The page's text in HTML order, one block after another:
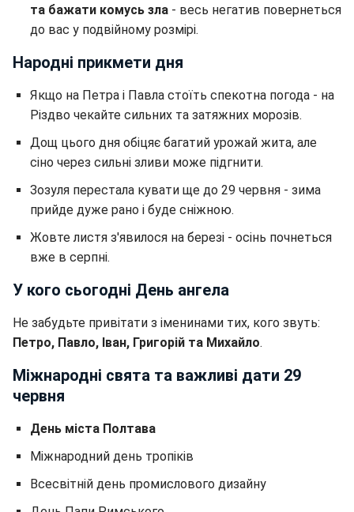
та бажати комусь зла - весь негатив повернеться
до вас у подвійному розмірі.
Народні прикмети дня
Якщо на Петра і Павла стоїть спекотна погода - на
Різдво чекайте сильних та затяжних морозів.
Дощ цього дня обіцяє багатий урожай жита, але
сіно через сильні зливи може підгнити.
Зозуля перестала кувати ще до 29 червня - зима
прийде дуже рано і буде сніжною.
Жовте листя з'явилося на березі - осінь почнеться
вже в серпні.
У кого сьогодні День ангела
Не забудьте привітати з іменинами тих, кого звуть:
Петро, Павло, Іван, Григорій та Михайло.
Міжнародні свята та важливі дати 29
червня
День міста Полтава
Міжнародний день тропіків
Всесвітній день промислового дизайну